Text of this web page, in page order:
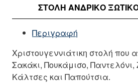
ΣΤΟΛΉ ΑΝΔΡΙΚΌ
Περιγραφή
Χριστουγεννιάτικη στολή που
Σακάκι, Πουκάμισο,
Κάλτσες και Παπούτσια.